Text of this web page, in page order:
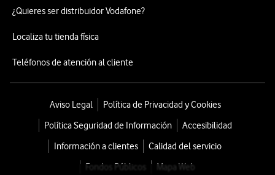
¿Quieres ser distribuidor Vodafone?
Localiza tu tienda física
Teléfonos de atención al cliente
Aviso Legal
Política de Privacidad y Cookies
Política Seguridad de Información
Accesibilidad
Información a clientes
Calidad del servicio
Fondos Públicos
Mapa Web